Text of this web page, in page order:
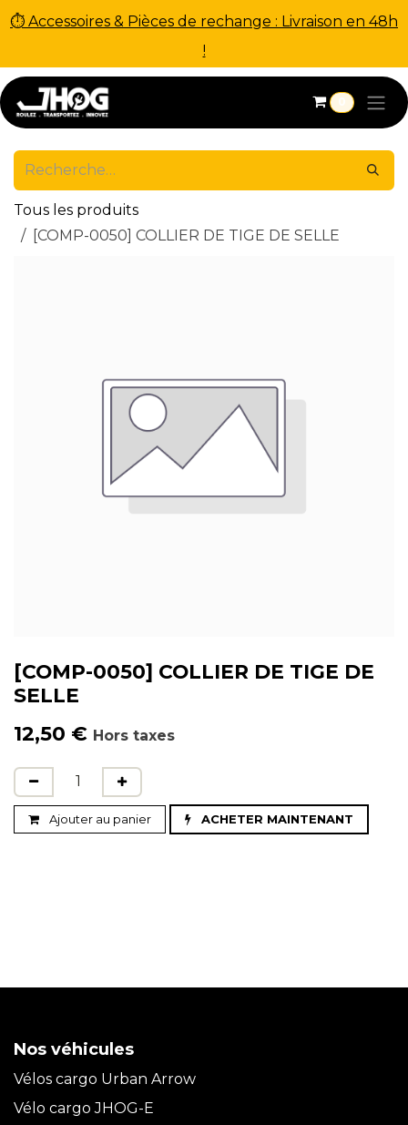
⏱ Accessoires & Pièces de rechange : Livraison en 48h
!
Se rendre au contenu
0
Tous les produits
[COMP-0050] COLLIER DE TIGE DE SELLE
[COMP-0050] COLLIER DE TIGE DE
SELLE
12,50 € Hors taxes
Ajouter au panier ACHETER MAINTENANT
Nos véhicules
Vélos cargo Urban Arrow
Vélo cargo JHOG-E